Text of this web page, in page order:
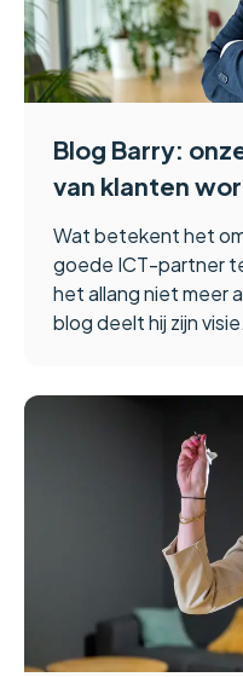
Blog Barry:
van klanten
Wat betekent het
goede ICT-partner
het allang niet meer
blog deelt hij zijn visie.